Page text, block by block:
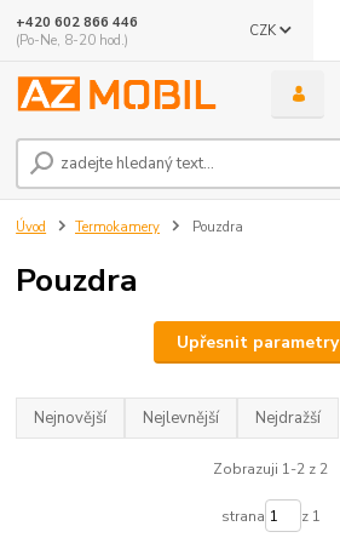
CZK
+420 602 866 446
(Po-Ne, 8-20 hod.)
Úvod Termokamery Pouzdra
Pouzdra
Upřesnit parametry
Nejnovější Nejlevnější Nejdražší
Zobrazuji 1-2 z 2
strana z 1